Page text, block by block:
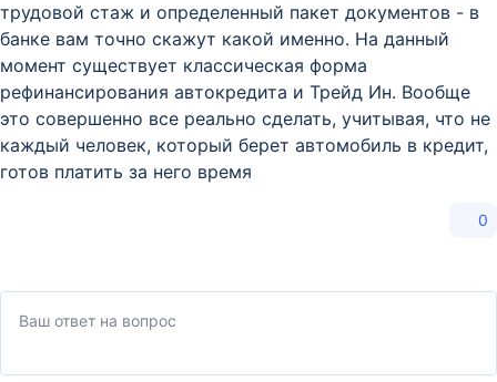
трудовой стаж и определенный пакет документов - в
банке вам точно скажут какой именно. На данный
момент существует классическая форма
рефинансирования автокредита и Трейд Ин. Вообще
это совершенно все реально сделать, учитывая, что не
каждый человек, который берет автомобиль в кредит,
готов платить за него время
0